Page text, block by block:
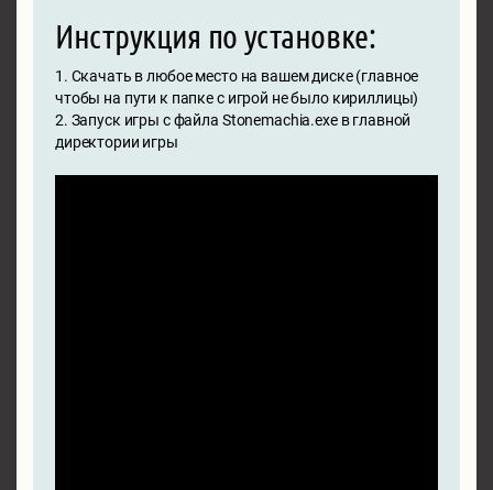
Инструкция по установке:
1. Скачать в любое место на вашем диске (главное
чтобы на пути к папке с игрой не было кириллицы)
2. Запуск игры с файла Stonemachia.exe в главной
директории игры